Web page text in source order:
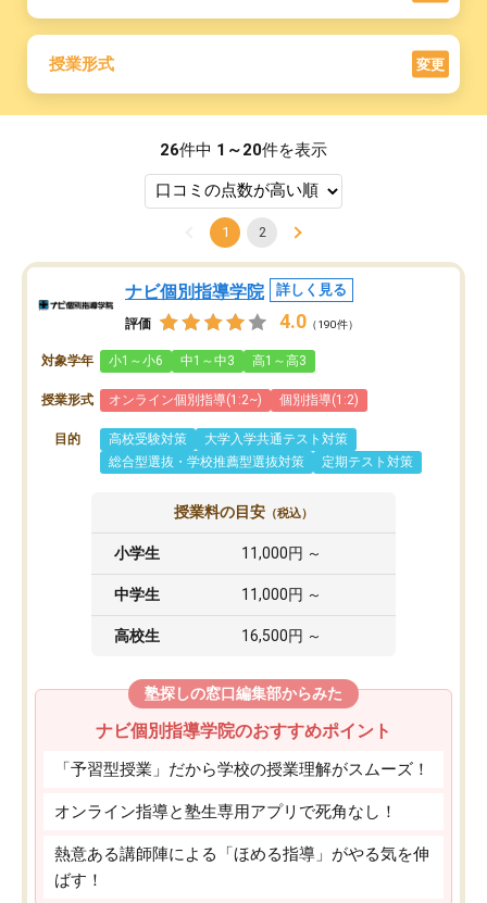
授業形式 変更
26件中 1～20件を表示
1 2
ナビ個別指導学院 詳しく見る
評価 4.0 （190件）
対象学年 小1～小6 中1～中3 高1～高3
授業形式 オンライン個別指導(1:2~) 個別指導(1:2)
目的 高校受験対策
大学入学共通テスト対策
総合型選抜・学校推薦型選抜対策
定期テスト対策
授業料の目安 （税込）
小学生 11,000円 ～
中学生 11,000円 ～
高校生 16,500円 ～
塾探しの窓口編集部からみた
ナビ個別指導学院のおすすめポイント
「予習型授業」だから学校の授業理解がスムーズ！
オンライン指導と塾生専用アプリで死角なし！
熱意ある講師陣による「ほめる指導」がやる気を伸
ばす！